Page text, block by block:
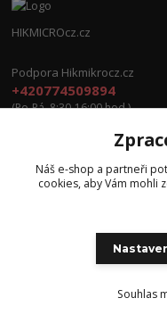
HIKMICROcz.cz
Podpora Hikmikrocz.cz
+420774509894
(Po-Pá, 8:30-16:00 hod.)
Náš e-shop a partneři
cookies, aby Vám mohli
Souhlas